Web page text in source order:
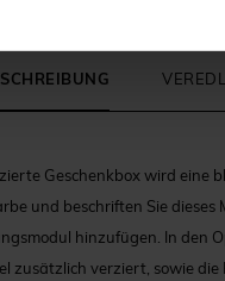
Geschenkbox wird eine
und beschriften Sie dieses
hinzufügen. In den
zusätzlich verziert, sowie